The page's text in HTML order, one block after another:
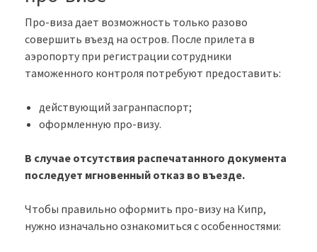
Про-виза дает возможность только разово
совершить въезд на остров. После прилета в
аэропорту при регистрации сотрудники
таможенного контроля потребуют предоставить:
действующий загранпаспорт;
оформленную про-визу.
В случае отсутствия распечатанного документа
последует мгновенный отказ во въезде.
Чтобы правильно оформить про-визу на Кипр,
нужно изначально ознакомиться с особенностями: